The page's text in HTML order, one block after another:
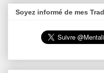
Soyez informé de mes